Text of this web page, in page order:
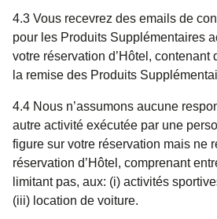
4.3 Vous recevrez des emails de
pour les Produits Supplémentaires
votre réservation d’Hôtel, contenant
la remise des Produits
4.4 Nous n’assumons aucune
autre activité exécutée par une
figure sur votre réservation mais ne
réservation d’Hôtel, comprenant
limitant pas, aux: (i) activités
(iii) location de voiture.